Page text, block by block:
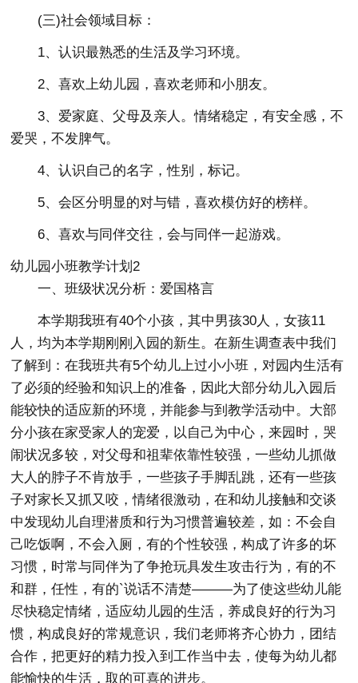
(三)社会领域目标：
1、认识最熟悉的生活及学习环境。
2、喜欢上幼儿园，喜欢老师和小朋友。
3、爱家庭、父母及亲人。情绪稳定，有安全感，不
爱哭，不发脾气。
4、认识自己的名字，性别，标记。
5、会区分明显的对与错，喜欢模仿好的榜样。
6、喜欢与同伴交往，会与同伴一起游戏。
幼儿园小班教学计划2
一、班级状况分析：爱国格言
本学期我班有40个小孩，其中男孩30人，女孩11
人，均为本学期刚刚入园的新生。在新生调查表中我们
了解到：在我班共有5个幼儿上过小小班，对园内生活有
了必须的经验和知识上的准备，因此大部分幼儿入园后
能较快的适应新的环境，并能参与到教学活动中。大部
分小孩在家受家人的宠爱，以自己为中心，来园时，哭
闹状况多较，对父母和祖辈依靠性较强，一些幼儿抓做
大人的脖子不肯放手，一些孩子手脚乱跳，还有一些孩
子对家长又抓又咬，情绪很激动，在和幼儿接触和交谈
中发现幼儿自理潜质和行为习惯普遍较差，如：不会自
己吃饭啊，不会入厕，有的个性较强，构成了许多的坏
习惯，时常与同伴为了争抢玩具发生攻击行为，有的不
和群，任性，有的`说话不清楚———为了使这些幼儿能
尽快稳定情绪，适应幼儿园的生活，养成良好的行为习
惯，构成良好的常规意识，我们老师将齐心协力，团结
合作，把更好的精力投入到工作当中去，使每为幼儿都
能愉快的生活，取的可喜的进步。